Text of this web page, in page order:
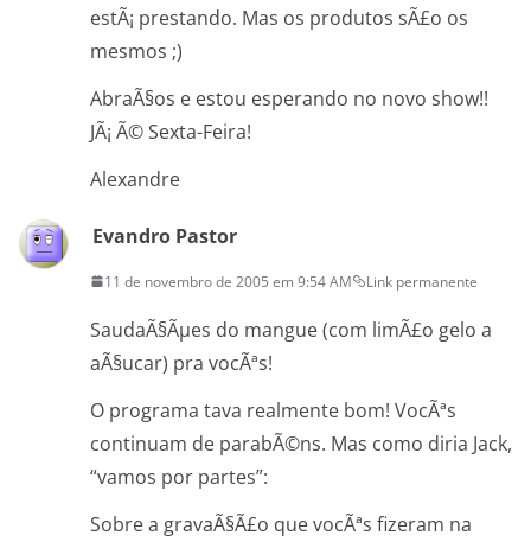
estÃ¡ prestando. Mas os produtos sÃ£o os
mesmos ;)
AbraÃ§os e estou esperando no novo show!!
JÃ¡ Ã© Sexta-Feira!
Alexandre
Evandro Pastor
11 de novembro de 2005 em 9:54 AM Link permanente
SaudaÃ§Ãµes do mangue (com limÃ£o gelo a
aÃ§ucar) pra vocÃªs!
O programa tava realmente bom! VocÃªs
continuam de parabÃ©ns. Mas como diria Jack,
“vamos por partes”:
Sobre a gravaÃ§Ã£o que vocÃªs fizeram na